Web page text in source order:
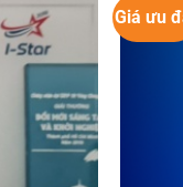
Giá ưu